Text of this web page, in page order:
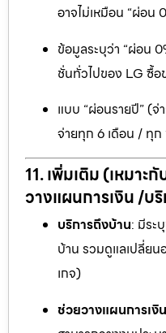
อาจไม่เหมือน “ผ่อน
ข้อมูลระบุว่า “ผ่อน
ชั่นทั่วไปของ LG ซื้
แบบ “ผ่อนรายปี” (
จ่ายทุก 6 เดือน / ทุ
11. เพิ่มเติม (เหมาะ
วางแผนการเงิน /บ
บริการถึงบ้าน: มีระ
บ้าน รวมดูแลเปลี่ย
เกจ)
ช่วยวางแผนการเงิน